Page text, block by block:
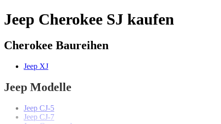
Jeep Cherokee SJ kaufen
Cherokee Baureihen
Jeep XJ
Jeep Modelle
Jeep CJ-5
Jeep CJ-7